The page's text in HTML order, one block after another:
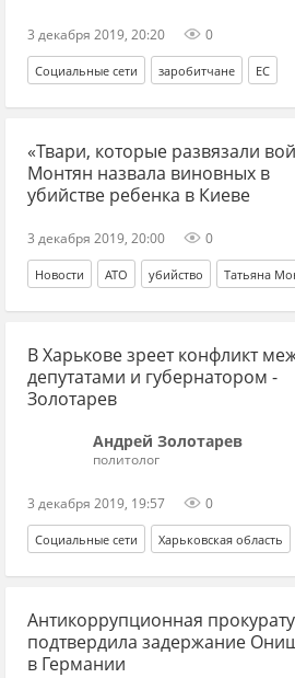
3 декабря 2019, 20:20 0
Социальные сети заробитчане ЕС
Владимир Зеленский инфраструктура
«Твари, которые развязали
Монтян назвала виновных в
убийстве ребенка в Киеве
3 декабря 2019, 20:00 0
Новости АТО убийство Татьяна
В Харькове зреет конфликт
депутатами и губернатором -
Золотарев
Андрей Золотарев
политолог
3 декабря 2019, 19:57 0
Социальные сети Харьковская область
бюджет депутат
Антикоррупционная
подтвердила задержание
в Германии